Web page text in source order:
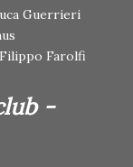
Guerrieri
Farolfi
-